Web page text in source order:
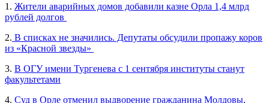
1. Жители аварийных домов добавили казне Орла 1,4 млрд
рублей долгов
2. В списках не значились. Депутаты обсудили пропажу коров
из «Красной звезды»
3. В ОГУ имени Тургенева с 1 сентября институты станут
факультетами
4. Суд в Орле отменил выдворение гражданина Молдовы,